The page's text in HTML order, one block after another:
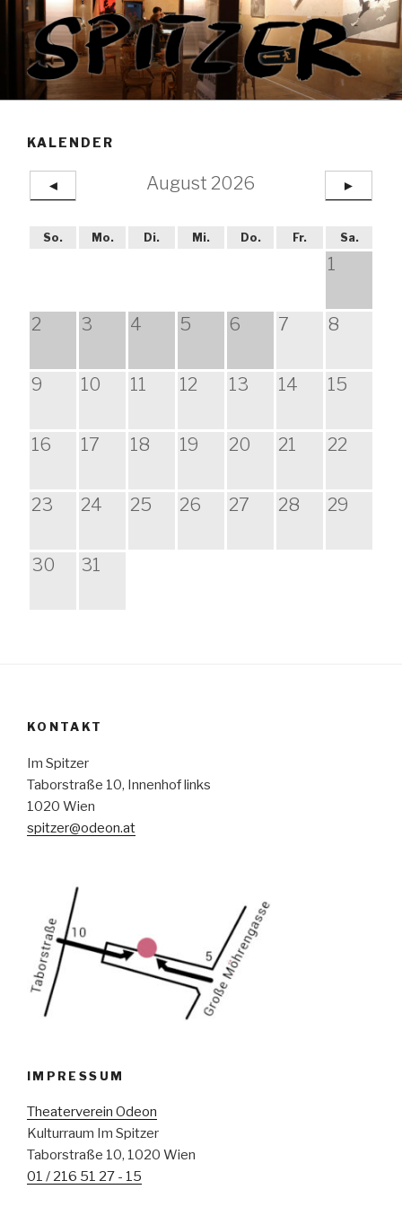
Zum
Inhalt
springen
KALENDER
◄ August 2026 ►
So. Mo. Di. Mi. Do. Fr. Sa.
1
2 3 4 5 6 7 8
9 10 11 12 13 14 15
16 17 18 19 20 21 22
23 24 25 26 27 28 29
30 31
KONTAKT
Im Spitzer
Taborstraße 10, Innenhof links
1020 Wien
spitzer@odeon.at
IMPRESSUM
Theaterverein Odeon
Kulturraum Im Spitzer
Taborstraße 10, 1020 Wien
01 / 216 51 27 - 15